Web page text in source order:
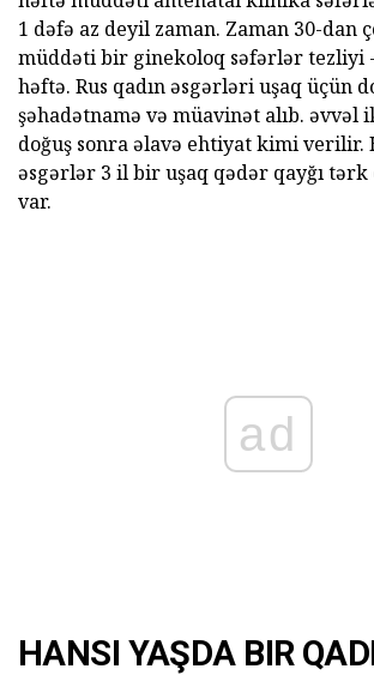
1 dəfə az deyil zaman. Zaman 30-dan
müddəti bir ginekoloq səfərlər tezliyi
həftə. Rus qadın əsgərləri uşaq üçün
şəhadətnamə və müavinət alıb. əvvəl
doğuş sonra əlavə ehtiyat kimi verilir.
əsgərlər 3 il bir uşaq qədər qayğı
var.
ad
HANSI YAŞDA BIR